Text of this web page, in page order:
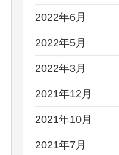
2022年6月
2022年5月
2022年3月
2021年12月
2021年10月
2021年7月